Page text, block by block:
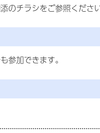
チラシをご参照ください
参加できます。